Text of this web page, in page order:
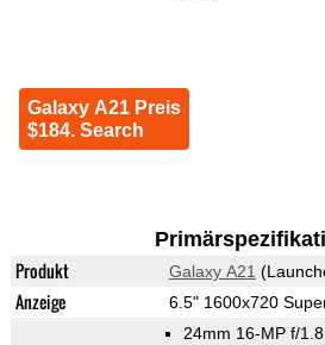
Galaxy A21 Preis
$184. Search
Produkt Galaxy A21
Anzeige 6.5" 1600x720
24mm 16-MP f/1.8